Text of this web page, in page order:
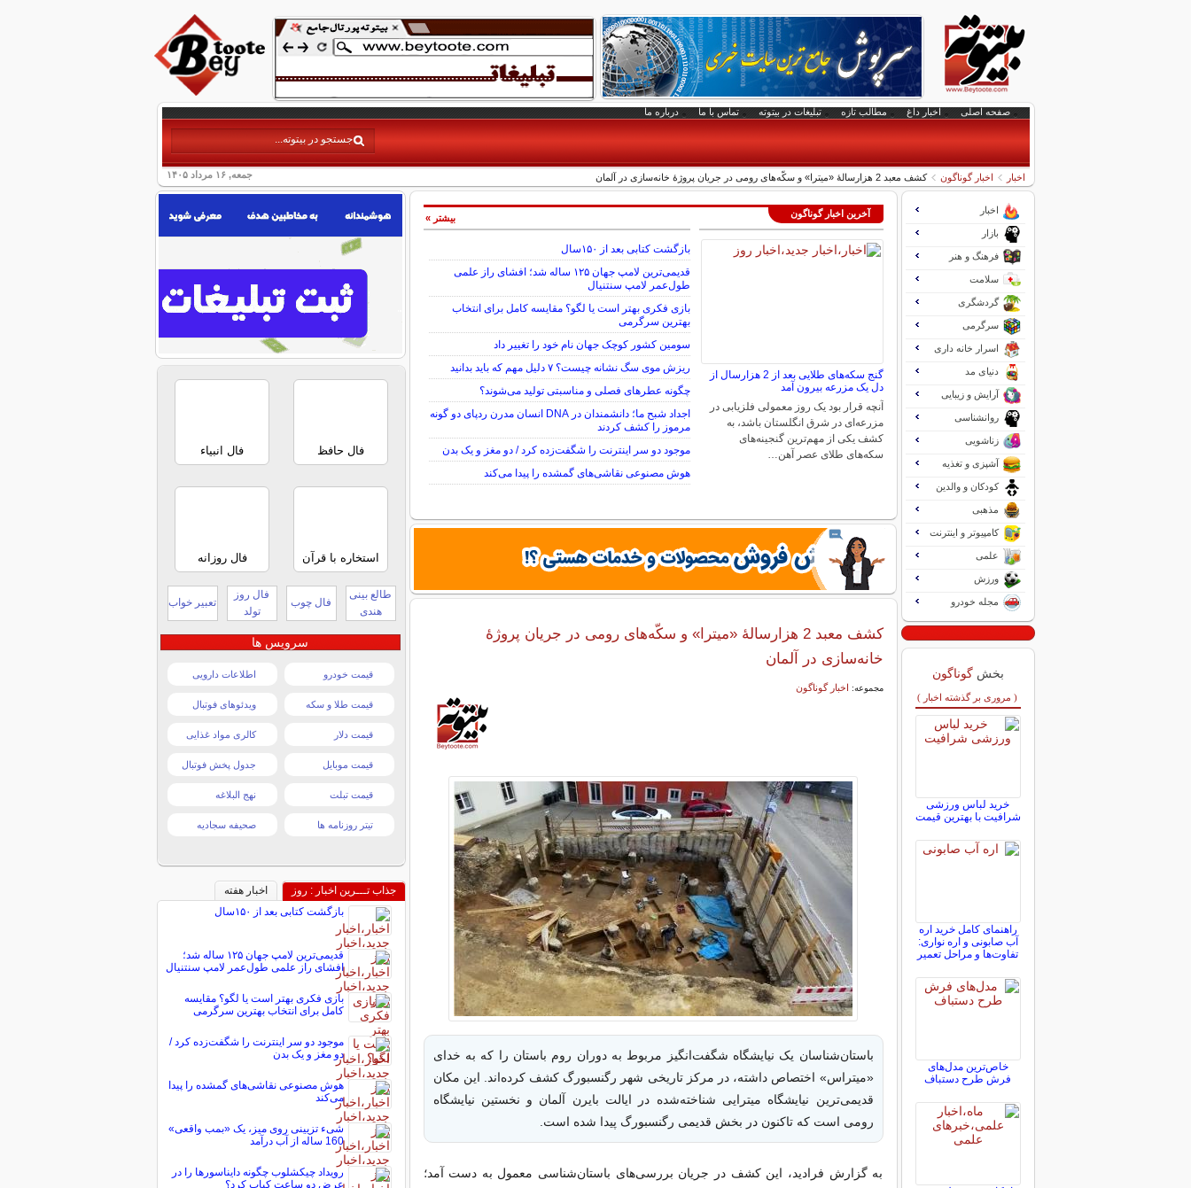
صفحه اصلی اخبار داغ مطالب تازه تبلیغات در بیتوته تماس با ما درباره ما
جمعه, ۱۶ مرداد ۱۴۰۵ اخبار اخبار گوناگون کشف معبد 2 هزارسالۀ «میترا» و سکّه‌های رومی در جریان پروژۀ خانه‌سازی در آلمان
آخرین اخبار گوناگون
گنج سکه‌های طلایی بعد از 2 هزارسال از
دل یک مزرعه بیرون آمد
آنچه قرار بود یک روز معمولی فلزیابی در
مزرعه‌ای در شرق انگلستان باشد، به
کشف یکی از مهم‌ترین گنجینه‌های
سکه‌های طلای عصر آهن…
بازگشت کتابی بعد از ۱۵۰سال
قدیمی‌ترین لامپ جهان ۱۲۵ ساله شد؛ افشای راز علمی
طول‌عمر لامپ سنتنیال
بازی فکری بهتر است یا لگو؟ مقایسه کامل برای انتخاب
بهترین سرگرمی
سومین کشور کوچک جهان نام خود را تغییر داد
ریزش موی سگ نشانه چیست؟ ۷ دلیل مهم که باید بدانید
چگونه عطرهای فصلی و مناسبتی تولید می‌شوند؟
اجداد شبح ما؛ دانشمندان در DNA انسان مدرن ردپای دو گونه
مرموز را کشف کردند
موجود دو سر اینترنت را شگفت‌زده کرد / دو مغز و یک بدن
هوش مصنوعی نقاشی‌های گمشده را پیدا می‌کند
بیشتر »
کشف معبد 2 هزارسالۀ «میترا» و سکّه‌های رومی در جریان پروژۀ
خانه‌سازی در آلمان
مجموعه: اخبار گوناگون
باستان‌شناسان یک نیایشگاه شگفت‌انگیز مربوط به دوران روم باستان را که به خدای
«میتراس» اختصاص داشته، در مرکز تاریخی شهر رگنسبورگ کشف کرده‌اند. این مکان
قدیمی‌ترین نیایشگاه میترایی شناخته‌شده در ایالت بایرن آلمان و نخستین نیایشگاه
رومی است که تاکنون در بخش قدیمی رگنسبورگ پیدا شده است.
به گزارش فرادید، این کشف در جریان بررسی‌های باستان‌شناسی معمول به دست آمد؛
اخبار
بازار
فرهنگ و هنر
سلامت
گردشگری
سرگرمی
اسرار خانه داری
دنیای مد
آرایش و زیبایی
روانشناسی
زناشویی
آشپزی و تغذیه
کودکان و والدین
مذهبی
کامپیوتر و اینترنت
علمی
ورزش
مجله خودرو
بخش گوناگون
( مروری بر گذشته اخبار )
خرید لباس ورزشی
شرافیت با بهترین قیمت
راهنمای کامل خرید اره
آب صابونی و اره نواری:
تفاوت‌ها و مراحل تعمیر
خاص‌ترین مدل‌های
فرش طرح دستباف
فال حافظ فال انبیاء
استخاره با قرآن فال روزانه
طالع بینی
هندی
فال چوب
فال روز
تولد
تعبیر خواب
سرویس ها
قیمت خودرو اطلاعات دارویی
قیمت طلا و سکه ویدئوهای فوتبال
قیمت دلار کالری مواد غذایی
قیمت موبایل جدول پخش فوتبال
قیمت تبلت نهج البلاغه
تیتر روزنامه ها صحیفه سجادیه
جذاب تـــرین اخبار : روز
اخبار هفته
بازگشت کتابی بعد از ۱۵۰سال
قدیمی‌ترین لامپ جهان ۱۲۵ ساله شد؛
افشای راز علمی طول‌عمر لامپ سنتنیال
بازی فکری بهتر است یا لگو؟ مقایسه
کامل برای انتخاب بهترین سرگرمی
موجود دو سر اینترنت را شگفت‌زده کرد /
دو مغز و یک بدن
هوش مصنوعی نقاشی‌های گمشده را پیدا
می‌کند
شیء تزیینی روی میز، یک «بمب واقعی»
160 ساله از آب درآمد
رویداد چیکشلوب چگونه دایناسورها را در
عرض دو ساعت کباب کرد؟